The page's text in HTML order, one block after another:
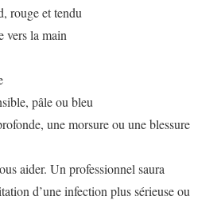
rouge et tendu
vers la main
pâle ou bleu
une morsure ou une blessure
aider. Un professionnel saura
d’une infection plus sérieuse ou